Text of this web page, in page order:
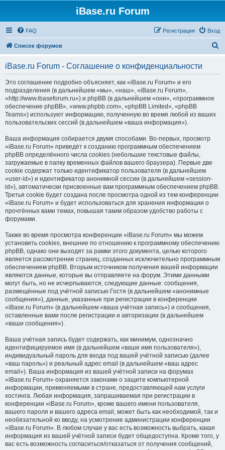
iBase.ru Forum
FAQ Вход
Регистрация
Список форумов
iBase.ru Forum - Соглашение о конфиденциальности
Это соглашение подробно объясняет, как «iBase.ru Forum» и его
подразделения (в дальнейшем «мы», «наш», «iBase.ru Forum»,
«http://www.ibaseforum.ru») и phpBB (в дальнейшем «они», «программное
обеспечение phpBB», «www.phpbb.com», «phpBB Limited», «phpBB
Teams») используют информацию, полученную во время любой из ваших
пользовательских сессий (в дальнейшем «ваша информация»).
Ваша информация собирается двумя способами. Во-первых, просмотр
«iBase.ru Forum» приведёт к созданию программным обеспечением
phpBB определённого числа cookies (небольшие текстовые файлы,
загружаемые в папку временных файлов вашего браузера). Первые две
cookie содержат только идентификатор пользователя (в дальнейшем
«user-id») и идентификатор анонимной сессии (в дальнейшем «session-
id»), автоматически присвоенные вам программным обеспечением phpBB.
Третья cookie будет создана после просмотра одной из тем конференции
«iBase.ru Forum» и будет использоваться для хранения информации о
прочтённых вами темах, повышая таким образом удобство работы с
форумами.
Также во время просмотра конференции «iBase.ru Forum» мы можем
установить cookies, внешние по отношению к программному обеспечению
phpBB, однако они выходят за рамки этого документа, целью которого
является рассмотрение страниц, созданных исключительно программным
обеспечением phpBB. Вторым источником получения вашей информации
являются данные, которые вы отправляете на форум. Этими данными
могут быть, но не исчерпываются, следующие данные: сообщения,
размещённые под учётной записью Гостя (в дальнейшем «анонимные
сообщения»), данные, указанные при регистрации в конференции
«iBase.ru Forum» (в дальнейшем «ваша учётная запись») и сообщения,
оставленные вами после регистрации и авторизации (в дальнейшем
«ваши сообщения»).
Ваша учётная запись будет содержать, как минимум, однозначно
идентифицируемое имя (в дальнейшем «ваше имя пользователя»),
индивидуальный пароль для входа под вашей учётной записью (далее
«ваш пароль») и реальный адрес email (в дальнейшем «ваш адрес
email»). Ваша информация из вашей учётной записи на форумах
«iBase.ru Forum» охраняется законами о защите компьютерной
информации, применяемыми в стране, предоставляющей нам услуги
хостинга. Любая информация, запрашиваемая при регистрации в
конференции «iBase.ru Forum», кроме вашего имени пользователя,
вашего пароля и вашего адреса email, может быть как необходимой, так и
необязательной ко вводу, на усмотрение администрации конференции
«iBase.ru Forum». В любом случае у вас есть возможность выбрать, какая
информация из вашей учётной записи будет общедоступна. Кроме того, у
вас есть возможность согласиться/отказаться от получения сообщений,